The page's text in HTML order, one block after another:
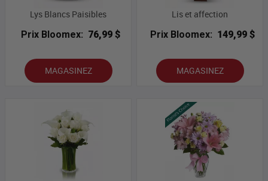
Lys Blancs Paisibles
Prix Bloomex: 76,99 $
MAGASINEZ
Lis et affection
Prix Bloomex: 149,99 $
MAGASINEZ